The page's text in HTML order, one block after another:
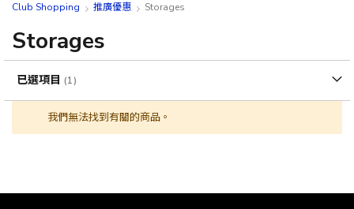
Club Shopping 推廣優惠 Storages
Storages
我們無法找到有關的商品。
已選項目